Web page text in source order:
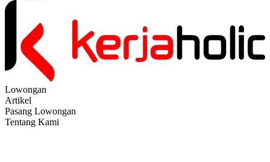
Lowongan
Artikel
Pasang Lowongan
Tentang Kami